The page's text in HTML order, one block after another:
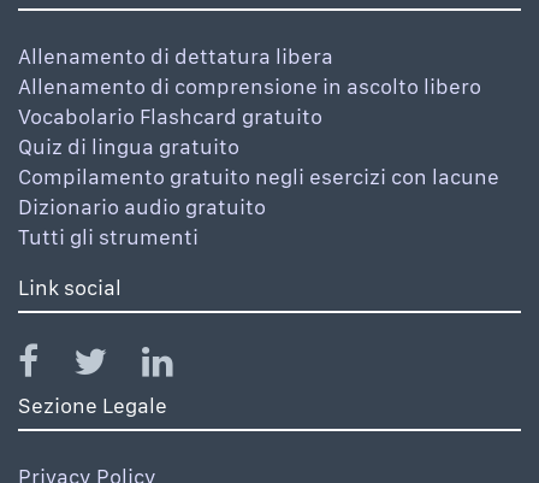
Allenamento di dettatura libera
Allenamento di comprensione in ascolto libero
Vocabolario Flashcard gratuito
Quiz di lingua gratuito
Compilamento gratuito negli esercizi con lacune
Dizionario audio gratuito
Tutti gli strumenti
Link social
Sezione Legale
Privacy Policy